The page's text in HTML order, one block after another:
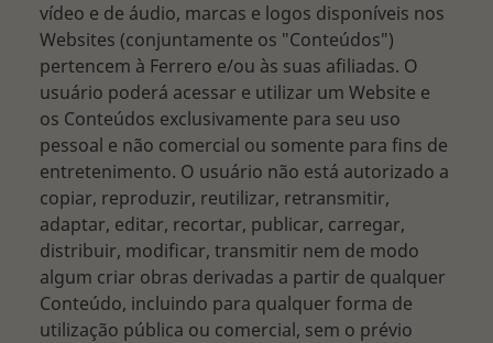
vídeo e de áudio, marcas e logos disponíveis nos
Websites (conjuntamente os "Conteúdos")
pertencem à Ferrero e/ou às suas afiliadas. O
usuário poderá acessar e utilizar um Website e
os Conteúdos exclusivamente para seu uso
pessoal e não comercial ou somente para fins de
entretenimento. O usuário não está autorizado a
copiar, reproduzir, reutilizar, retransmitir,
adaptar, editar, recortar, publicar, carregar,
distribuir, modificar, transmitir nem de modo
algum criar obras derivadas a partir de qualquer
Conteúdo, incluindo para qualquer forma de
utilização pública ou comercial, sem o prévio